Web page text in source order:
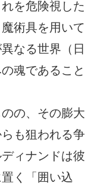
を危険視した
術具を用いて
なる世界（日
魂であること
の、その膨大
も狙われる争
ィナンドは彼
く「囲い込